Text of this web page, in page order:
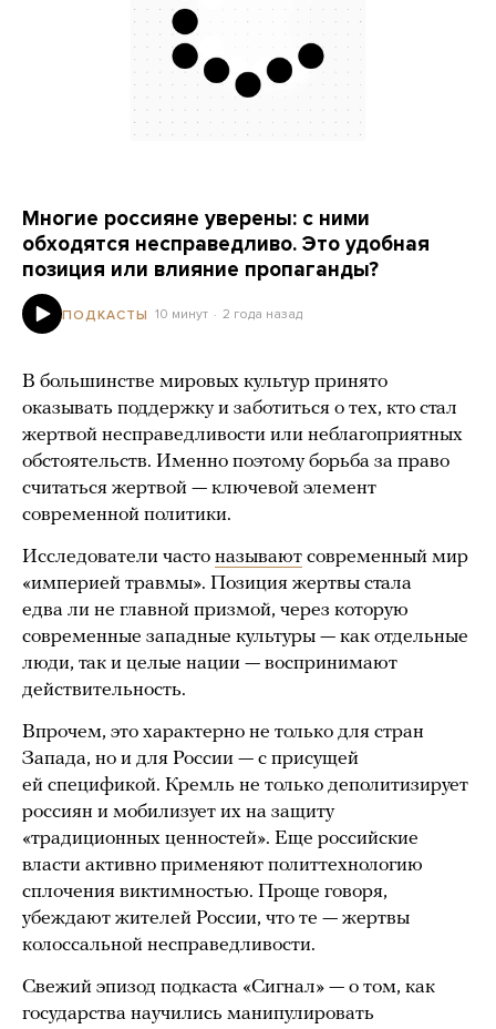
Многие россияне уверены: с ними
обходятся несправедливо. Это удобная
позиция или влияние пропаганды?
ПОДКАСТЫ 10 минут 2 года назад
В большинстве мировых культур принято
оказывать поддержку и заботиться о тех, кто стал
жертвой несправедливости или неблагоприятных
обстоятельств. Именно поэтому борьба за право
считаться жертвой — ключевой элемент
современной политики.
Исследователи часто называют современный мир
«империей травмы». Позиция жертвы стала
едва ли не главной призмой, через которую
современные западные культуры — как отдельные
люди, так и целые нации — воспринимают
действительность.
Впрочем, это характерно не только для стран
Запада, но и для России — с присущей
ей спецификой. Кремль не только деполитизирует
россиян и мобилизует их на защиту
«традиционных ценностей». Еще российские
власти активно применяют политтехнологию
сплочения виктимностью. Проще говоря,
убеждают жителей России, что те — жертвы
колоссальной несправедливости.
Свежий эпизод подкаста «Сигнал» — о том, как
государства научились манипулировать